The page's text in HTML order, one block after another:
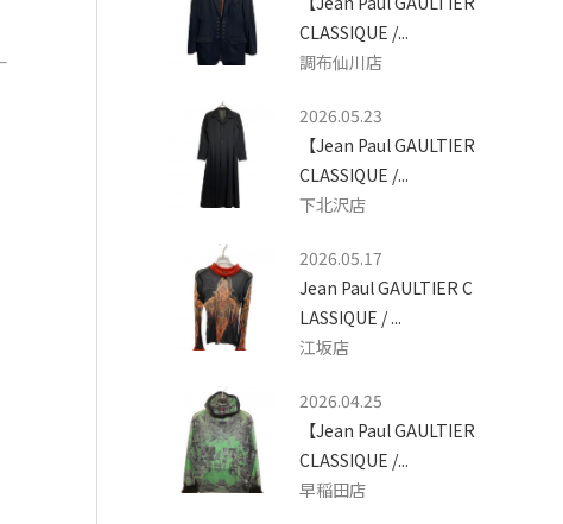
CLASSIQUE /...
調布仙川店
2026.05.23
【Jean Paul GAULTIER
CLASSIQUE /...
下北沢店
2026.05.17
Jean Paul GAULTIER C
LASSIQUE / ...
江坂店
2026.04.25
【Jean Paul GAULTIER
CLASSIQUE /...
早稲田店